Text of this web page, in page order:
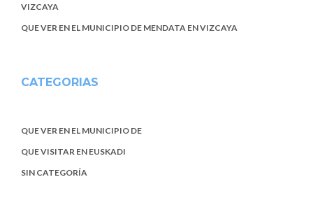
VIZCAYA
QUE VER EN EL MUNICIPIO DE MENDATA EN VIZCAYA
CATEGORIAS
QUE VER EN EL MUNICIPIO DE
QUE VISITAR EN EUSKADI
SIN CATEGORÍA